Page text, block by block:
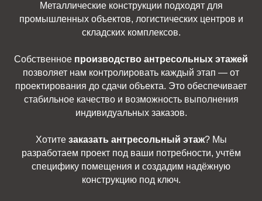
Металлические конструкции подходят для
промышленных объектов, логистических центров и
складских комплексов.
Собственное производство антресольных этажей
позволяет нам контролировать каждый этап — от
проектирования до сдачи объекта. Это обеспечивает
стабильное качество и возможность выполнения
индивидуальных заказов.
Хотите заказать антресольный этаж? Мы
разработаем проект под ваши потребности, учтём
специфику помещения и создадим надёжную
конструкцию под ключ.